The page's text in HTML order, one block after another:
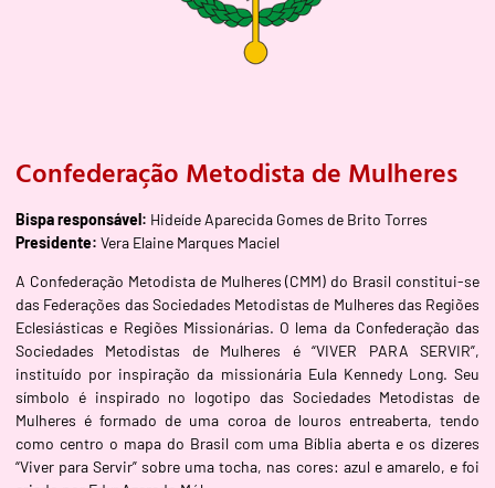
Confederação Metodista de Mulheres
Bispa responsável: Hideíde Aparecida Gomes de Brito Torres
Presidente: Vera Elaine Marques Maciel
A Confederação Metodista de Mulheres (CMM) do Brasil constitui-se
das Federações das Sociedades Metodistas de Mulheres das Regiões
Eclesiásticas e Regiões Missionárias. O lema da Confederação das
Sociedades Metodistas de Mulheres é “VIVER PARA SERVIR”,
instituído por inspiração da missionária Eula Kennedy Long. Seu
símbolo é inspirado no logotipo das Sociedades Metodistas de
Mulheres é formado de uma coroa de louros entreaberta, tendo
como centro o mapa do Brasil com uma Bíblia aberta e os dizeres
“Viver para Servir” sobre uma tocha, nas cores: azul e amarelo, e foi